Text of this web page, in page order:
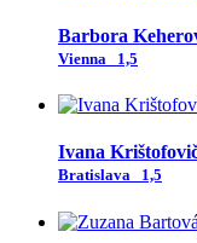
Barbora
Vienna 1,5
Ivana
Bratislava 1,5